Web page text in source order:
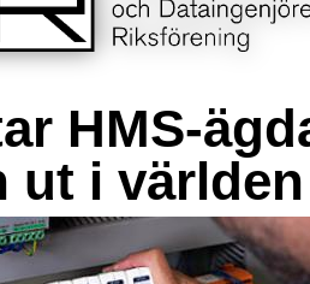
HMS-
ut i världen